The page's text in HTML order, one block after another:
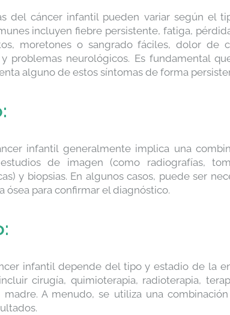
del cáncer infantil pueden variar según el
incluyen fiebre persistente, fatiga,
moretones o sangrado fáciles, dolor de
problemas neurológicos. Es fundamental
alguno de estos síntomas de forma
infantil generalmente implica una
de imagen (como radiografías,
y biopsias. En algunos casos, puede ser
ósea para confirmar el diagnóstico.
infantil depende del tipo y estadio de la
cirugía, quimioterapia, radioterapia,
A menudo, se utiliza una